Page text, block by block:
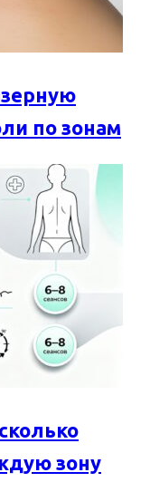
по зонам
зону